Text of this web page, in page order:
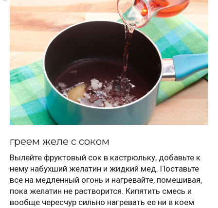
греем желе с соком
Вылейте фруктовый сок в кастрюльку, добавьте к
нему набухший желатин и жидкий мед. Поставьте
все на медленный огонь и нагревайте, помешивая,
пока желатин не растворится. Кипятить смесь и
вообще чересчур сильно нагревать ее ни в коем